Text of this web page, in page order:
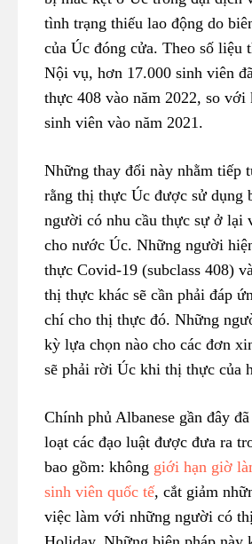
tình trạng thiếu lao động do
của Úc đóng cửa. Theo số liệu
Nội vụ, hơn 17.000 sinh viên
thực 408 vào năm 2022, so với
sinh viên vào năm 2021.
Những thay đổi này nhằm tiếp
rằng thị thực Úc được sử dụng
người có nhu cầu thực sự ở lại
cho nước Úc. Những người
thực Covid-19 (subclass 408)
thị thực khác sẽ cần phải đáp
chí cho thị thực đó. Những
kỳ lựa chọn nào cho các đơn
sẽ phải rời Úc khi thị thực của
Chính phủ Albanese gần đây
loạt các đạo luật được đưa ra
bao gồm: không giới hạn giờ
sinh viên quốc tế, cắt giảm
việc làm với những người có